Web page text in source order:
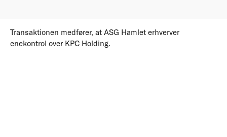
Transaktionen medfører, at ASG Hamlet erhverver
enekontrol over KPC Holding.